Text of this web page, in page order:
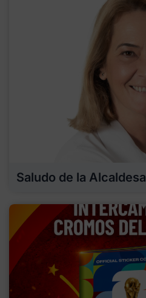
Saludo de la Alcaldesa